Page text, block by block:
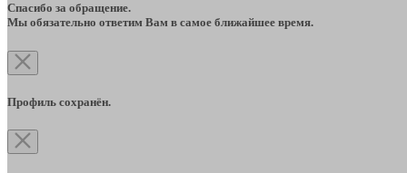
Спасибо за обращение.
Мы обязательно ответим Вам в самое ближайшее время.
Профиль сохранён.